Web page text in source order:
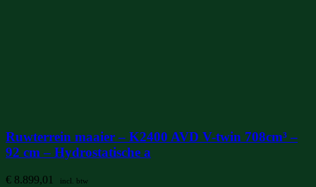
Ruwterrein maaier – K2400 AVD V-twin 708cm³ –
92 cm – Hydrostatische a
€ 8.899,01 incl. btw